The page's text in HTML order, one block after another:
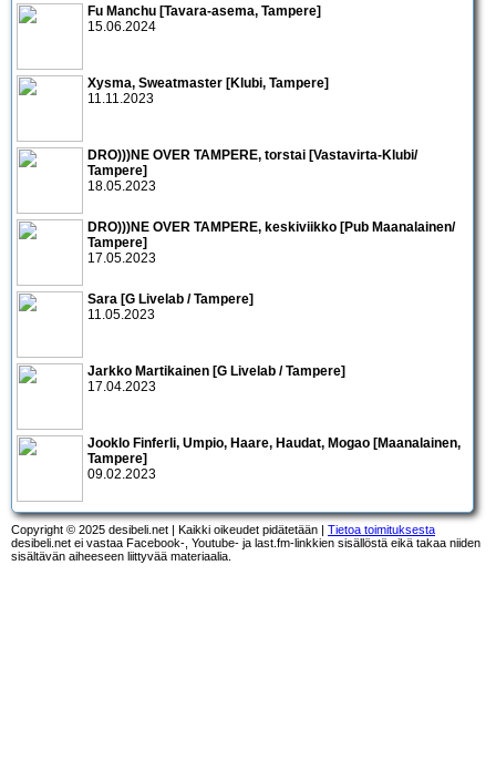
Fu Manchu [Tavara-asema, Tampere]
15.06.2024
Xysma, Sweatmaster [Klubi, Tampere]
11.11.2023
DRO)))NE OVER TAMPERE, torstai [Vastavirta-Klubi/
Tampere]
18.05.2023
DRO)))NE OVER TAMPERE, keskiviikko [Pub Maanalainen/
Tampere]
17.05.2023
Sara [G Livelab / Tampere]
11.05.2023
Jarkko Martikainen [G Livelab / Tampere]
17.04.2023
Jooklo Finferli, Umpio, Haare, Haudat, Mogao [Maanalainen,
Tampere]
09.02.2023
Copyright © 2025 desibeli.net | Kaikki oikeudet pidätetään | Tietoa toimituksesta
desibeli.net ei vastaa Facebook-, Youtube- ja last.fm-linkkien sisällöstä eikä takaa niiden
sisältävän aiheeseen liittyvää materiaalia.